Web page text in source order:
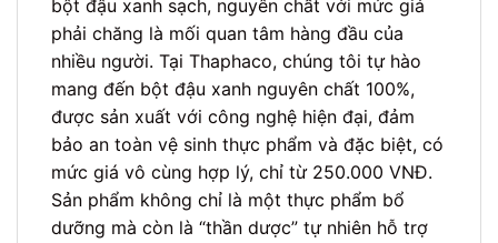
bột đậu xanh sạch, nguyên chất với mức giá
phải chăng là mối quan tâm hàng đầu của
nhiều người. Tại Thaphaco, chúng tôi tự hào
mang đến bột đậu xanh nguyên chất 100%,
được sản xuất với công nghệ hiện đại, đảm
bảo an toàn vệ sinh thực phẩm và đặc biệt, có
mức giá vô cùng hợp lý, chỉ từ 250.000 VNĐ.
Sản phẩm không chỉ là một thực phẩm bổ
dưỡng mà còn là “thần dược” tự nhiên hỗ trợ